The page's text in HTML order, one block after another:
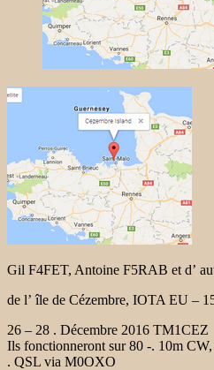
Gil F4FET, Antoine F5RAB et d’
de l’ île de Cézembre, IOTA EU –
26 – 28 . Décembre 2016 TM1CEZ
Ils fonctionneront sur 80 -. 10m
. QSL via M0OXO